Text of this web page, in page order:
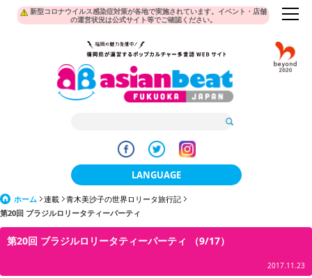
新型コロナウイルス感染症対策が各地で実施されています。イベント・店舗
の運営状況は公式サイト等でご確認ください。
LANGUAGE
日本語
한국어
ホーム 連載
青木美沙子の世界ロリータ旅行記
第20回 ブラジルロリータティーパーティ
第20回 ブラジルロリータティーパーティ （9/17）
2017.11.23